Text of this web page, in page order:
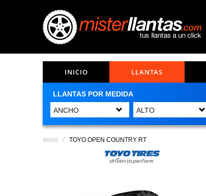
INICIO LLANTAS
LLANTAS POR MEDIDA
Inicio TOYO OPEN COUNTRY RT